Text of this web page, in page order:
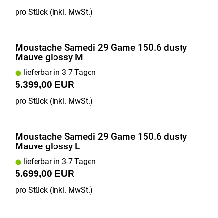
pro Stück (inkl. MwSt.)
Moustache Samedi 29 Game 150.6 dusty
Mauve glossy M
lieferbar in 3-7 Tagen
5.399,00 EUR
pro Stück (inkl. MwSt.)
Moustache Samedi 29 Game 150.6 dusty
Mauve glossy L
lieferbar in 3-7 Tagen
5.699,00 EUR
pro Stück (inkl. MwSt.)